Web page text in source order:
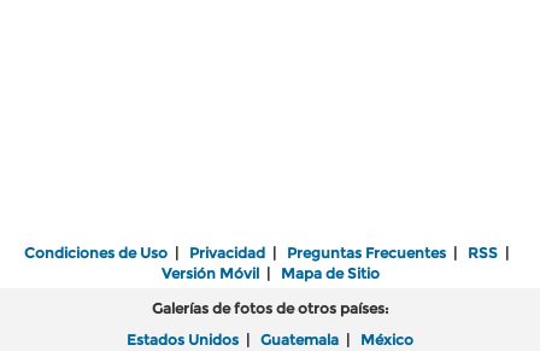
Condiciones de Uso | Privacidad | Preguntas Frecuentes | RSS |
Versión Móvil| Mapa de Sitio
Galerías de fotos de otros países:
Estados Unidos | Guatemala | México